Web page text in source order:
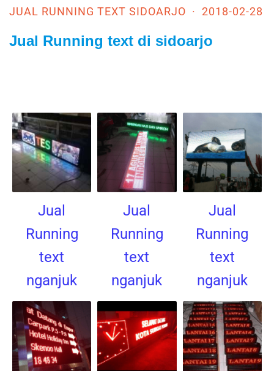
JUAL RUNNING TEXT SIDOARJO · 2018-02-28
Jual Running text di sidoarjo
Jual
Running
text
nganjuk
Jual
Running
text
nganjuk
Jual
Running
text
nganjuk